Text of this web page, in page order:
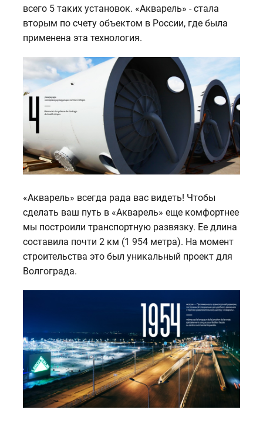
всего 5 таких установок. «Акварель» - стала
вторым по счету объектом в России, где была
применена эта технология.
«Акварель» всегда рада вас видеть! Чтобы
сделать ваш путь в «Акварель» еще комфортнее
мы построили транспортную развязку. Ее длина
составила почти 2 км (1 954 метра). На момент
строительства это был уникальный проект для
Волгограда.